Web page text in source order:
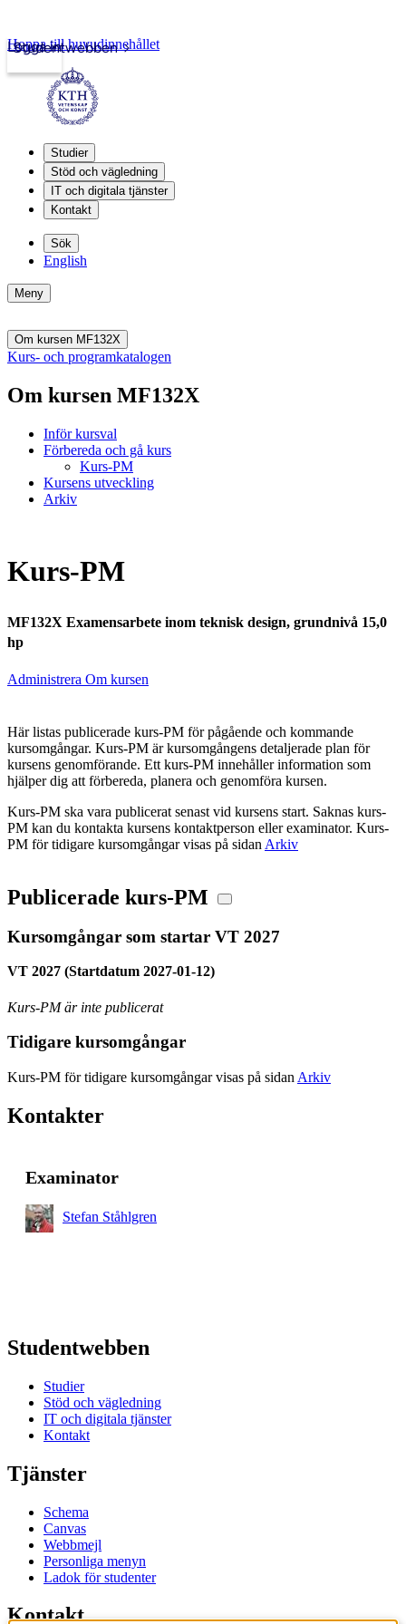
Studentwebben
Logga in
Hoppa till huvudinnehållet
Studier
Stöd och vägledning
IT och digitala tjänster
Kontakt
Sök
English
Meny
Om kursen MF132X
Kurs- och programkatalogen
Om kursen MF132X
Inför kursval
Förbereda och gå kurs
Kurs-PM
Kursens utveckling
Arkiv
Kurs-PM
MF132X Examensarbete inom teknisk design, grundnivå 15,0
hp
Administrera Om kursen
Här listas publicerade kurs-PM för pågående och kommande
kursomgångar. Kurs-PM är kursomgångens detaljerade plan för
kursens genomförande. Ett kurs-PM innehåller information som
hjälper dig att förbereda, planera och genomföra kursen.
Kurs-PM ska vara publicerat senast vid kursens start. Saknas kurs-
PM kan du kontakta kursens kontaktperson eller examinator. Kurs-
PM för tidigare kursomgångar visas på sidan Arkiv
Publicerade kurs-PM
Kursomgångar som startar VT 2027
VT 2027 (Startdatum 2027-01-12)
Kurs-PM är inte publicerat
Tidigare kursomgångar
Kurs-PM för tidigare kursomgångar visas på sidan Arkiv
Kontakter
Examinator
Stefan Ståhlgren
Studentwebben
Studier
Stöd och vägledning
IT och digitala tjänster
Kontakt
Tjänster
Schema
Canvas
Webbmejl
Personliga menyn
Ladok för studenter
Kontakt